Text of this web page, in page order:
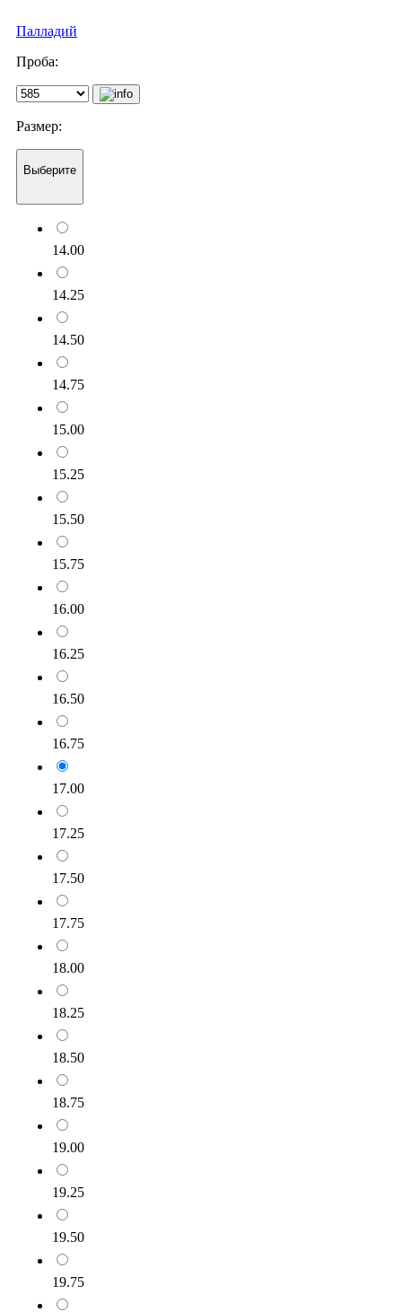
Палладий
Проба:
Размер:
Выберите
14.00
14.25
14.50
14.75
15.00
15.25
15.50
15.75
16.00
16.25
16.50
16.75
17.00
17.25
17.50
17.75
18.00
18.25
18.50
18.75
19.00
19.25
19.50
19.75